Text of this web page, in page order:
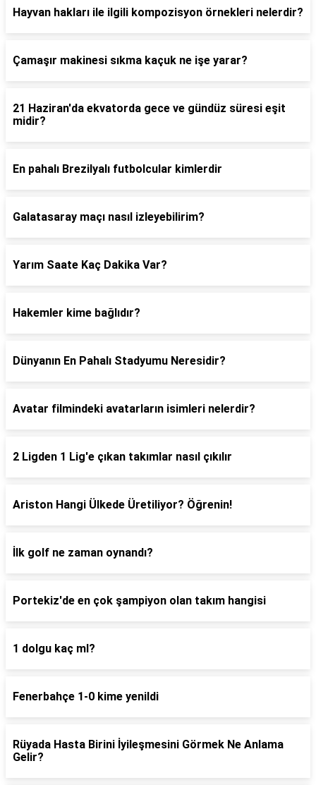
Hayvan hakları ile ilgili kompozisyon örnekleri nelerdir?
Çamaşır makinesi sıkma kaçuk ne işe yarar?
21 Haziran'da ekvatorda gece ve gündüz süresi eşit
midir?
En pahalı Brezilyalı futbolcular kimlerdir
Galatasaray maçı nasıl izleyebilirim?
Yarım Saate Kaç Dakika Var?
Hakemler kime bağlıdır?
Dünyanın En Pahalı Stadyumu Neresidir?
Avatar filmindeki avatarların isimleri nelerdir?
2 Ligden 1 Lig'e çıkan takımlar nasıl çıkılır
Ariston Hangi Ülkede Üretiliyor? Öğrenin!
İlk golf ne zaman oynandı?
Portekiz'de en çok şampiyon olan takım hangisi
1 dolgu kaç ml?
Fenerbahçe 1-0 kime yenildi
Rüyada Hasta Birini İyileşmesini Görmek Ne Anlama
Gelir?